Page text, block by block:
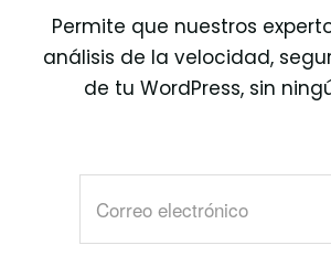
Permite que nuestros
análisis de la velocidad,
de tu WordPress, sin